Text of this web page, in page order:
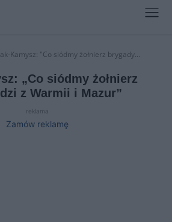
Kamysz: "Co siódmy żołnierz brygady...
„Co siódmy żołnierz
z Warmii i Mazur”
reklama
Zamów reklamę